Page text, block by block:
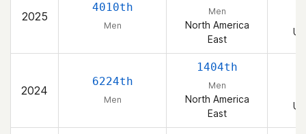
2025
4010th
Men
Men
North America
East
2024
6224th
Men
1404th
Men
North America
East